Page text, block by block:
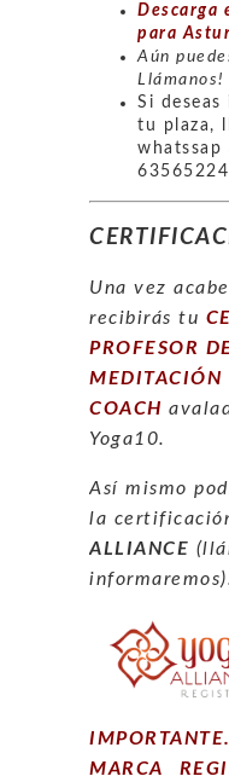
Descarga
para
Aún
Llámanos!
Si
tu plaza,
Una vez
recibirás tu
PROFESOR
MEDITACIÓN
COACH
Yoga10.
Así mismo
la
ALLIANCE
MARCA